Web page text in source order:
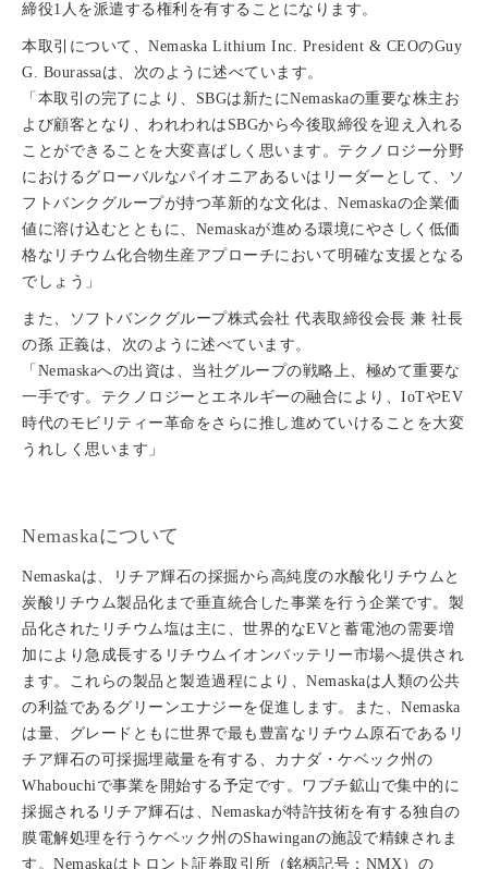
締役1人を派遣する権利を有することになります。
本取引について、Nemaska Lithium Inc. President & CEOのGuy
G. Bourassaは、次のように述べています。
「本取引の完了により、SBGは新たにNemaskaの重要な株主お
よび顧客となり、われわれはSBGから今後取締役を迎え入れる
ことができることを大変喜ばしく思います。テクノロジー分野
におけるグローバルなパイオニアあるいはリーダーとして、ソ
フトバンクグループが持つ革新的な文化は、Nemaskaの企業価
値に溶け込むとともに、Nemaskaが進める環境にやさしく低価
格なリチウム化合物生産アプローチにおいて明確な支援となる
でしょう」
また、ソフトバンクグループ株式会社 代表取締役会長 兼 社長
の孫 正義は、次のように述べています。
「Nemaskaへの出資は、当社グループの戦略上、極めて重要な
一手です。テクノロジーとエネルギーの融合により、IoTやEV
時代のモビリティー革命をさらに推し進めていけることを大変
うれしく思います」
Nemaskaについて
Nemaskaは、リチア輝石の採掘から高純度の水酸化リチウムと
炭酸リチウム製品化まで垂直統合した事業を行う企業です。製
品化されたリチウム塩は主に、世界的なEVと蓄電池の需要増
加により急成長するリチウムイオンバッテリー市場へ提供され
ます。これらの製品と製造過程により、Nemaskaは人類の公共
の利益であるグリーンエナジーを促進します。また、Nemaska
は量、グレードともに世界で最も豊富なリチウム原石であるリ
チア輝石の可採掘埋蔵量を有する、カナダ・ケベック州の
Whabouchiで事業を開始する予定です。ワブチ鉱山で集中的に
採掘されるリチア輝石は、Nemaskaが特許技術を有する独自の
膜電解処理を行うケベック州のShawinganの施設で精錬されま
す。Nemaskaはトロント証券取引所（銘柄記号：NMX）の